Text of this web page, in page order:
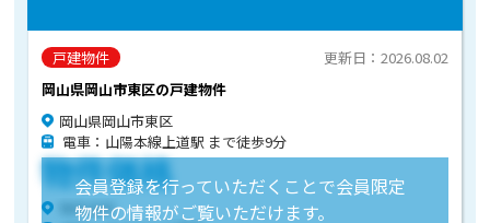
戸建物件
岡山県岡山市東区の戸建物件
更新日：2026.08.02
岡山県岡山市東区
電車：山陽本線上道駅 まで徒歩9分
会員登録を行っていただくことで会員限定
物件の情報がご覧いただけます。
物件価格
物件住所